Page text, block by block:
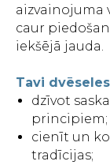
aizvainojuma
caur
iekšējā jauda.
Tavi
dzīvot
principiem;
cienīt un
tradīcijas;